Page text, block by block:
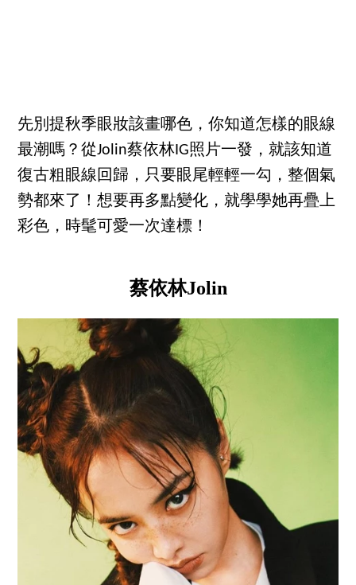
先別提秋季眼妝該畫哪色，你知道怎樣的眼線
最潮嗎？從Jolin蔡依林IG照片一發，就該知道
復古粗眼線回歸，只要眼尾輕輕一勾，整個氣
勢都來了！想要再多點變化，就學學她再疊上
彩色，時髦可愛一次達標！
蔡依林Jolin